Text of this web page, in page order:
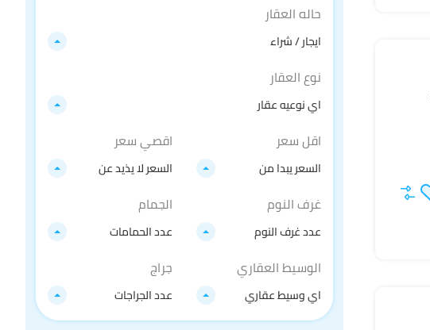
حاله العقار
ايجار / شراء
نوع العقار
اي نوعيه عقار
اقل سعر
السعر يبدا من
اقصي سعر
السعر لا يذيد عن
غرف النوم
عدد غرف النوم
الجمام
عدد الحمامات
الوسيط العقاري
اي وسيط عقاري
جراج
عدد الجراجات